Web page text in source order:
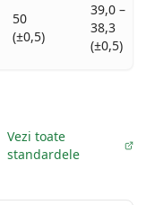
50
(±0,5)
39,0 –
38,3
(±0,5)
Vezi toate
standardele